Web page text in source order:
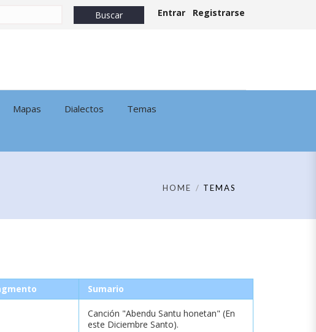
Entrar Registrarse
Mapas Dialectos Temas
HOME TEMAS
Sumario
Canción "Abendu Santu honetan" (En
este Diciembre Santo).